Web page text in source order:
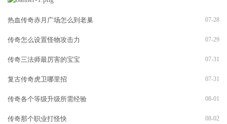
热血传奇赤月广场怎么到老巢 07-28
传奇怎么设置怪物攻击力 07-29
传奇三法师最厉害的宝宝 07-31
复古传奇虎卫哪里招 07-31
传奇各个等级升级所需经验 08-01
传奇那个职业打怪快 08-02